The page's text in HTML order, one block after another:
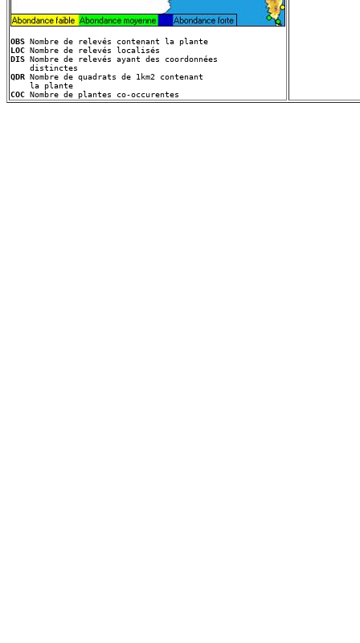
OBS
LOC
DIS Nombre de relevés ayant des coordonnées
QDR Nombre de quadrats de 1km2 contenant
COC Nombre de plantes co-occurentes